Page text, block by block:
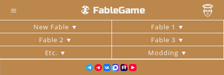
≡ FableGame
New Fable
Fable 1
Fable 2
Fable 3
Etc.
Modding